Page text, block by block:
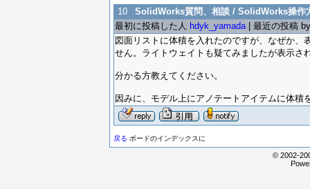
10
SolidWorks質問、相談 / SolidWorks操作
最初に投稿した人 hdyk_yamada| 最近の投稿
図面リストに体積を入れたのですが、なぜか
せん。ライトウェイトも疑てみましたが表示さ
分かる方教えてください。
因みに、モデル上にアノテートアイテムに体
戻る ボードのインデックスに
© 2002-